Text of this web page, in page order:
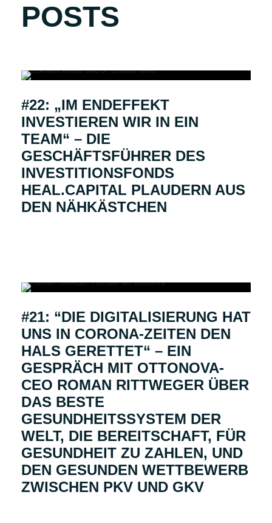
POSTS
#22: „IM ENDEFFEKT
INVESTIEREN WIR IN EIN
TEAM“ – DIE
GESCHÄFTSFÜHRER DES
INVESTITIONSFONDS
HEAL.CAPITAL PLAUDERN AUS
DEN NÄHKÄSTCHEN
#21: “DIE DIGITALISIERUNG HAT
UNS IN CORONA-ZEITEN DEN
HALS GERETTET“ – EIN
GESPRÄCH MIT OTTONOVA-
CEO ROMAN RITTWEGER ÜBER
DAS BESTE
GESUNDHEITSSYSTEM DER
WELT, DIE BEREITSCHAFT, FÜR
GESUNDHEIT ZU ZAHLEN, UND
DEN GESUNDEN WETTBEWERB
ZWISCHEN PKV UND GKV